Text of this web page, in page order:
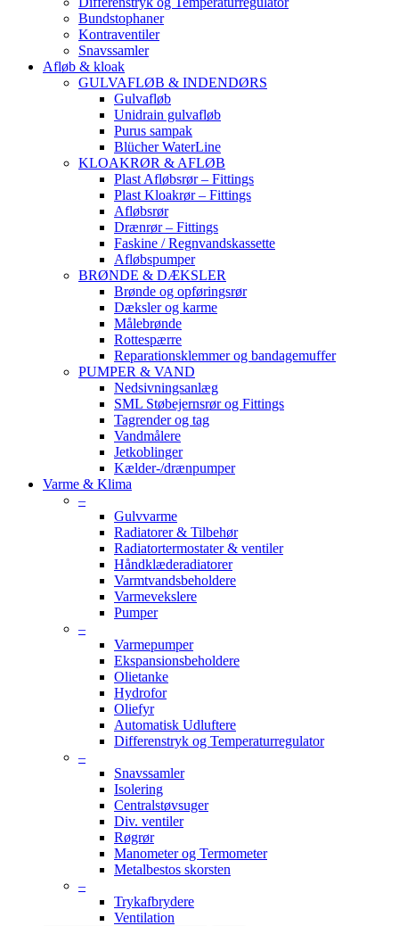
Bundstophaner
Kontraventiler
Snavssamler
Afløb & kloak
GULVAFLØB & INDENDØRS
Gulvafløb
Unidrain gulvafløb
Purus sampak
Blücher WaterLine
KLOAKRØR & AFLØB
Plast Afløbsrør – Fittings
Plast Kloakrør – Fittings
Afløbsrør
Drænrør – Fittings
Faskine / Regnvandskassette
Afløbspumper
BRØNDE & DÆKSLER
Brønde og opføringsrør
Dæksler og karme
Målebrønde
Rottespærre
Reparationsklemmer og bandagemuffer
PUMPER & VAND
Nedsivningsanlæg
SML Støbejernsrør og Fittings
Tagrender og tag
Vandmålere
Jetkoblinger
Kælder-/drænpumper
Varme & Klima
–
Gulvvarme
Radiatorer & Tilbehør
Radiatortermostater & ventiler
Håndklæderadiatorer
Varmtvandsbeholdere
Varmevekslere
Pumper
–
Varmepumper
Ekspansionsbeholdere
Olietanke
Hydrofor
Oliefyr
Automatisk Udluftere
Differenstryk og Temperaturregulator
–
Snavssamler
Isolering
Centralstøvsuger
Div. ventiler
Røgrør
Manometer og Termometer
Metalbestos skorsten
–
Trykafbrydere
Ventilation